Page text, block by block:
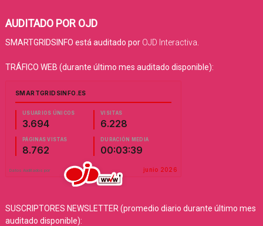
AUDITADO POR OJD
SMARTGRIDSINFO está auditado por OJD Interactiva
TRÁFICO WEB (durante último mes auditado disponible):
SUSCRIPTORES NEWSLETTER (promedio diario durante último mes
auditado disponible):